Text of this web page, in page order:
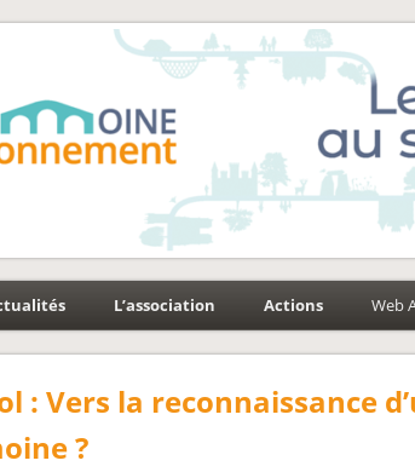
Patrimoine-
L’association Actions Web
: Vers la reconnaissance
?